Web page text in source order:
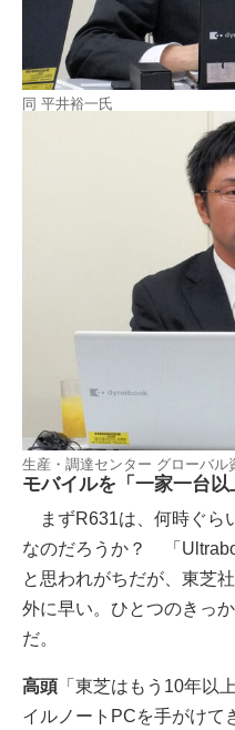
同 平井裕一氏
生産・調達センター グローバル
モバイルを「一家一台
まずR631は、何時ぐら
なのだろうか？ 「
と思われがちだが、東芝
外に早い。ひとつのきっ
だ。
高頭 「東芝はもう10年以
イルノートPCを手がけて